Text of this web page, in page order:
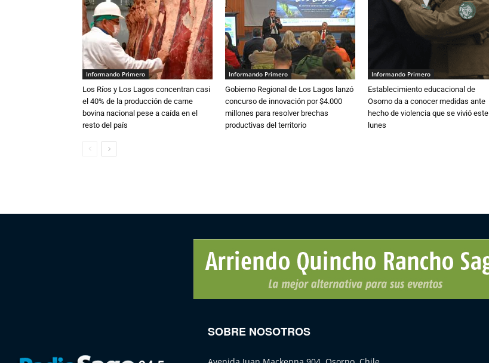
Informando Primero
Los Ríos y Los Lagos concentran casi
el 40% de la producción de carne
bovina nacional pese a caída en el
resto del país
Informando Primero
Gobierno Regional de Los Lagos lanzó
concurso de innovación por $4.000
millones para resolver brechas
productivas del territorio
Informando Primero
Establecimiento educacional de
Osorno da a conocer medidas ante
hecho de violencia que se vivió este
lunes
SOBRE NOSOTROS